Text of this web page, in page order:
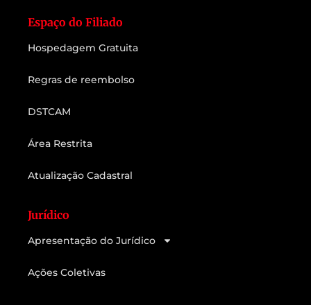
Espaço do Filiado
Hospedagem Gratuita
Regras de reembolso
DSTCAM
Área Restrita
Atualização Cadastral
Jurídico
Apresentação do Jurídico
Ações Coletivas